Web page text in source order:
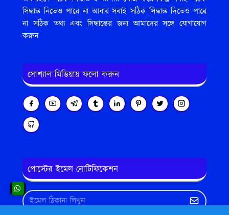
সিদ্ধান্ত নিতেও পারে না আবার সবাই সঠিক সিদ্ধান্ত দিতেও পারে
না সঠিক তথ্য এবং সিদ্ধান্তের জন্য আমাদের সঙ্গে যোগাযোগ
করুন
সোশ্যাল মিডিয়ায় ফলো করুন
পোস্টের ইমেল নোটিফিকেশন